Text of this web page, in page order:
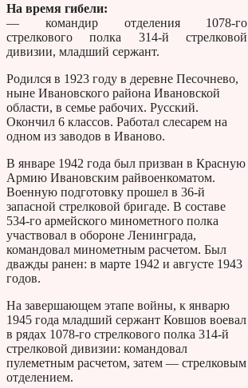
На время гибели:
— командир отделения 1078-го
стрелкового полка 314-й стрелковой
дивизии, младший сержант.
Родился в 1923 году в деревне Песочнево,
ныне Ивановского района Ивановской
области, в семье рабочих. Русский.
Окончил 6 классов. Работал слесарем на
одном из заводов в Иваново.
В январе 1942 года был призван в Красную
Армию Ивановским райвоенкоматом.
Военную подготовку прошел в 36-й
запасной стрелковой бригаде. В составе
534-го армейского минометного полка
участвовал в обороне Ленинграда,
командовал минометным расчетом. Был
дважды ранен: в марте 1942 и августе 1943
годов.
На завершающем этапе войны, к январю
1945 года младший сержант Ковшов воевал
в рядах 1078-го стрелкового полка 314-й
стрелковой дивизии: командовал
пулеметным расчетом, затем — стрелковым
отделением.